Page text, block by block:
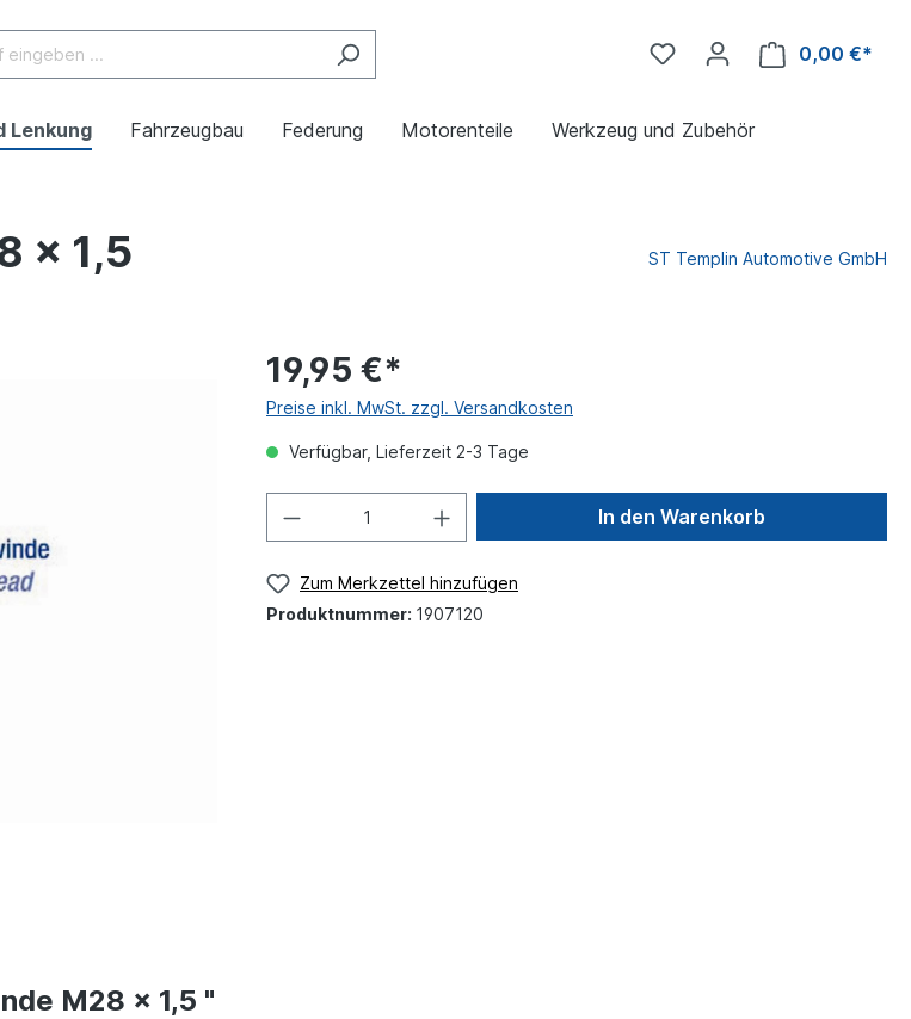
0,00 €*
Lenkung Fahrzeugbau Federung Motorenteile Werkzeug und Zubehör
x 1,5 ST Templin Automotive GmbH
19,95 €*
Preise inkl. MwSt. zzgl. Versandkosten
Verfügbar, Lieferzeit 2-3 Tage
In den Warenkorb
Zum Merkzettel hinzufügen
Produktnummer: 1907120
M28 x 1,5 "